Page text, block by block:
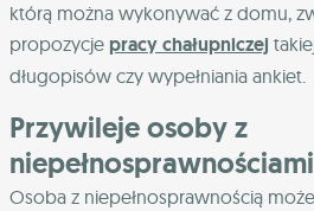
którą można wykonywać z domu,
propozycje pracy chałupniczej
długopisów czy wypełniania ankiet.
Przywileje osoby z
Osoba z niepełnosprawnością